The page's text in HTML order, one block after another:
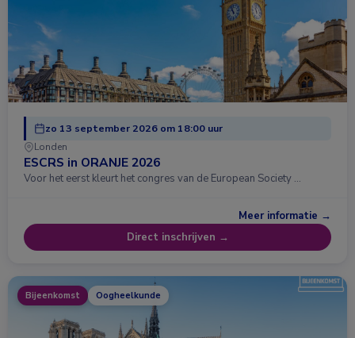
zo 13 september 2026 om 18:00 uur
Londen
ESCRS in ORANJE 2026
Voor het eerst kleurt het congres van de European Society …
Meer informatie →
Direct inschrijven →
Bijeenkomst Oogheelkunde